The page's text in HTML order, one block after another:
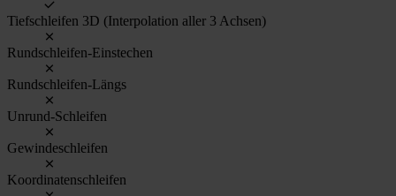
Tiefschleifen 3D (Interpolation aller 3 Achsen)
Rundschleifen-Einstechen
Rundschleifen-Längs
Unrund-Schleifen
Gewindeschleifen
Koordinatenschleifen